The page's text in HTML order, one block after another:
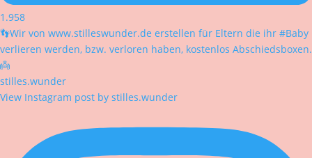
1.958
👣Wir von www.stilleswunder.de erstellen für Eltern die ihr #Baby
verlieren werden, bzw. verloren haben, kostenlos Abschiedsboxen.
👼
stilles.wunder
View Instagram post by stilles.wunder